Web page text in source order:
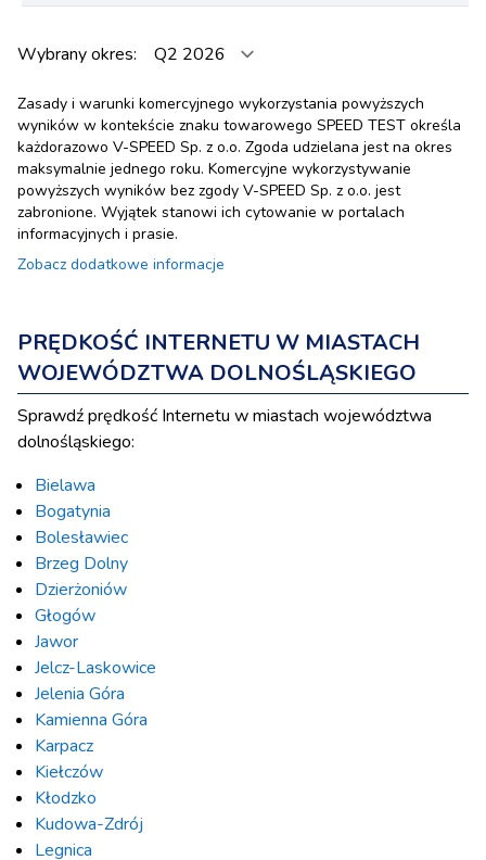
Wybrany okres:
Zasady i warunki komercyjnego wykorzystania powyższych
wyników w kontekście znaku towarowego SPEED TEST określa
każdorazowo V-SPEED Sp. z o.o. Zgoda udzielana jest na okres
maksymalnie jednego roku. Komercyjne wykorzystywanie
powyższych wyników bez zgody V-SPEED Sp. z o.o. jest
zabronione. Wyjątek stanowi ich cytowanie w portalach
informacyjnych i prasie.
Zobacz dodatkowe informacje
PRĘDKOŚĆ INTERNETU W MIASTACH
WOJEWÓDZTWA DOLNOŚLĄSKIEGO
Sprawdź prędkość Internetu w miastach województwa
dolnośląskiego:
Bielawa
Bogatynia
Bolesławiec
Brzeg Dolny
Dzierżoniów
Głogów
Jawor
Jelcz-Laskowice
Jelenia Góra
Kamienna Góra
Karpacz
Kiełczów
Kłodzko
Kudowa-Zdrój
Legnica